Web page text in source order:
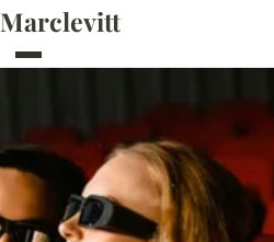
Marclevitt